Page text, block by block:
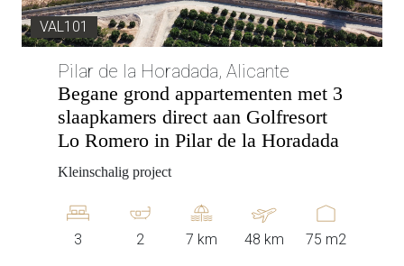
VAL101
Pilar de la Horadada, Alicante
Begane grond appartementen met 3
slaapkamers direct aan Golfresort
Lo Romero in Pilar de la Horadada
Kleinschalig project
3 2 7 km 48 km 75 m2